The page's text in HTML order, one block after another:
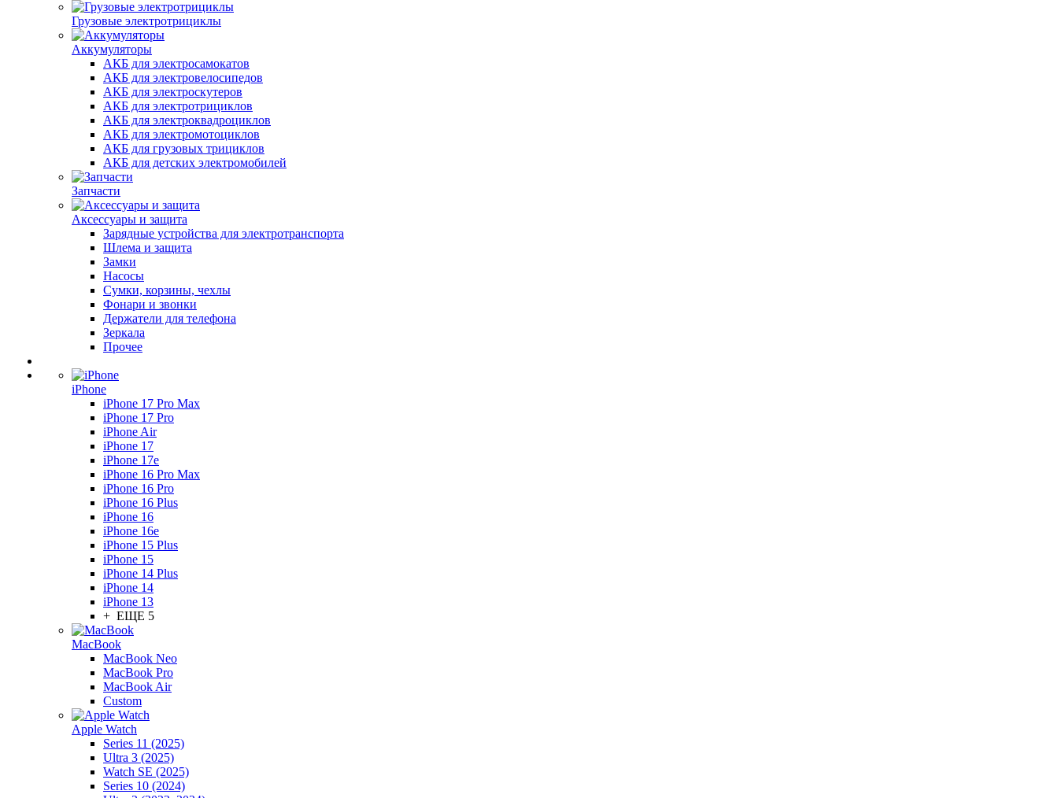
Грузовые электротрициклы
Аккумуляторы
АКБ для электросамокатов
АКБ для электровелосипедов
АКБ для электроскутеров
АКБ для электротрициклов
АКБ для электроквадроциклов
АКБ для электромотоциклов
АКБ для грузовых трициклов
АКБ для детских электромобилей
Запчасти
Аксессуары и защита
Зарядные устройства для электротранспорта
Шлема и защита
Замки
Насосы
Сумки, корзины, чехлы
Фонари и звонки
Держатели для телефона
Зеркала
Прочее
iPhone
iPhone 17 Pro Max
iPhone 17 Pro
iPhone Air
iPhone 17
iPhone 17e
iPhone 16 Pro Max
iPhone 16 Pro
iPhone 16 Plus
iPhone 16
iPhone 16e
iPhone 15 Plus
iPhone 15
iPhone 14 Plus
iPhone 14
iPhone 13
+ ЕЩЕ 5
MacBook
MacBook Neo
MacBook Pro
MacBook Air
Custom
Apple Watch
Series 11 (2025)
Ultra 3 (2025)
Watch SE (2025)
Series 10 (2024)